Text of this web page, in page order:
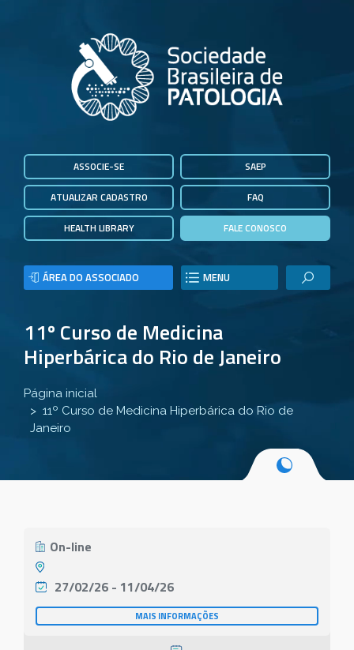
ASSOCIE-SE
ATUALIZAR CADASTRO
HEALTH LIBRARY
SAEP
FAQ
FALE CONOSCO
ÁREA DO ASSOCIADO MENU
11º Curso de Medicina
Hiperbárica do Rio de Janeiro
Página inicial
11º Curso de Medicina Hiperbárica do Rio de
Janeiro
On-line
27/02/26 - 11/04/26
MAIS INFORMAÇÕES